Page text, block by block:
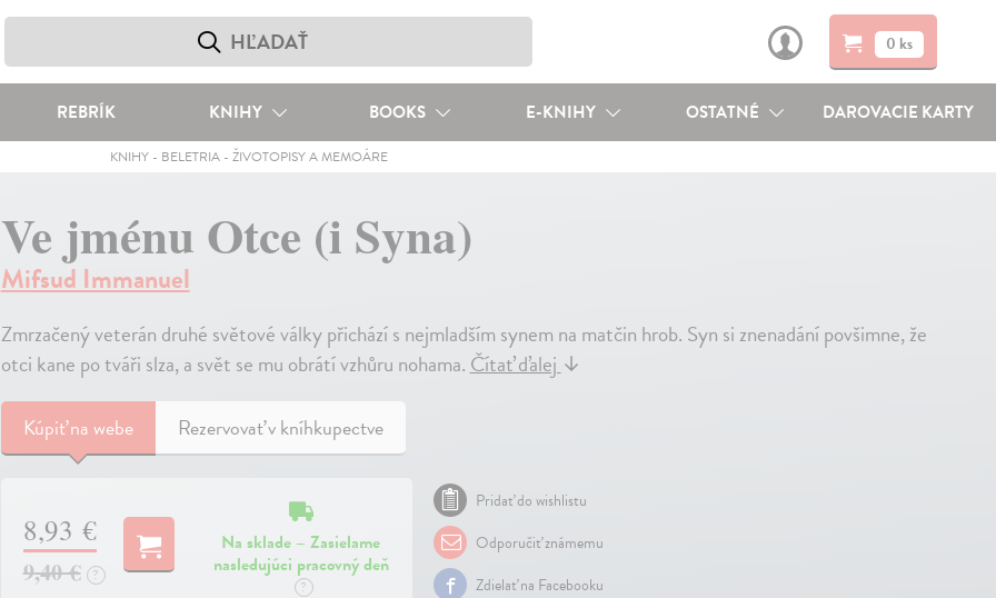
0 ks
REBRÍK KNIHY BOOKS E-KNIHY OSTATNÉ DAROVACIE KARTY
KNIHY- BELETRIA- ŽIVOTOPISY A MEMOÁRE
Ve jménu Otce (i Syna)
Mifsud Immanuel
Zmrzačený veterán druhé světové války přichází s nejmladším synem na matčin hrob. Syn si znenadání povšimne, že
otci kane po tváři slza, a svět se mu obrátí vzhůru nohama.Čítať ďalej↓
Kúpiťna webe Rezervovať v kníhkupectve
8,93 €
9,40 € ?
Na sklade – Zasielame
nasledujúci pracovný deň
?
Pridať do wishlistu
Odporučiť známemu
Zdielať na Facebooku